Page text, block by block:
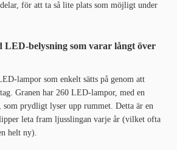
för att ta så lite plats som möjligt under
LED-belysning som varar långt över
lampor som enkelt sätts på genom att
Granen har 260 LED-lampor, med en
prydligt lyser upp rummet. Detta är en
leta fram ljusslingan varje år (vilket ofta
helt ny).